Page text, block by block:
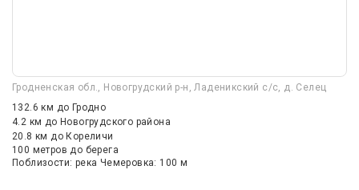
Гродненская обл., Новогрудский р-н, Ладеникский с/с, д. Селец
132.6 км до Гродно
4.2 км до Новогрудского района
20.8 кмдо Кореличи
100 метров до берега
Поблизости: река Чемеровка: 100 м